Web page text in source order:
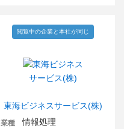
東海ビジネスサービス(株)
閲覧中の企業と本社が同じ
業種 情報処理